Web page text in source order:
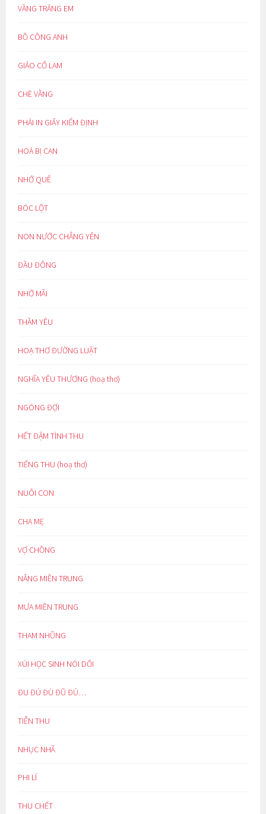
VẦNG TRĂNG EM
BỒ CÔNG ANH
GIẢO CỔ LAM
CHÈ VẰNG
PHẢI IN GIẤY KIỂM ĐỊNH
HOÁ BỊ CAN
NHỚ QUÊ
BÓC LỘT
NON NƯỚC CHẲNG YÊN
ĐẦU ĐÔNG
NHỚ MÃI
THẦM YÊU
HOẠ THƠ ĐƯỜNG LUẬT
NGHĨA YÊU THƯƠNG (hoạ thơ)
NGÓNG ĐỢI
HẾT ĐẬM TÌNH THU
TIẾNG THU (hoạ thơ)
NUÔI CON
CHA MẸ
VỢ CHỒNG
NẮNG MIỀN TRUNG
MƯA MIỀN TRUNG
THAM NHŨNG
XÚI HỌC SINH NÓI DỐI
ĐU ĐÚ ĐÙ ĐŨ ĐỦ…
TIỄN THU
NHỤC NHÃ
PHI LÍ
THU CHẾT